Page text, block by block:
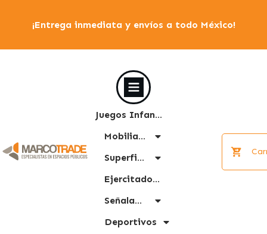
¡Entrega inmediata y envíos a todo México!
Juegos Infantiles
Mobiliario Urbano
Superficies
Ejercitadores
Señalamiento
Deportivos